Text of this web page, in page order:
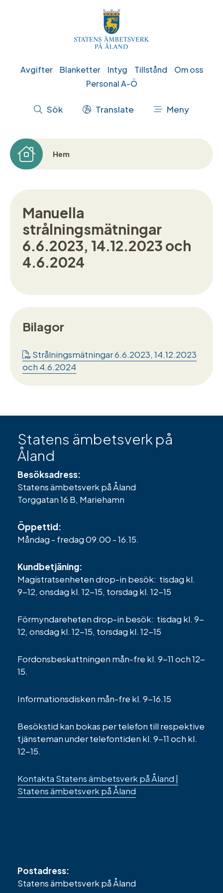
Genvägar
Avgifter Blanketter Intyg Tillstånd
Om oss
Personal A-Ö
Åtgärdsmeny
Sök Translate Meny
Länkstig
Hem
Manuella
strålningsmätningar
6.6.2023, 14.12.2023 och
4.6.2024
Bilagor
Strålningsmätningar 6.6.2023, 14.12.2023
och 4.6.2024
Statens ämbetsverk på
Åland
Besöksadress:
Statens ämbetsverk på Åland
Torggatan 16 B, Mariehamn
Öppettid:
Måndag - fredag 09.00 - 16.15.
Kundbetjäning:
Magistratsenheten drop-in besök: tisdag kl.
9-12, onsdag kl. 12-15, torsdag kl. 12-15
Förmyndareheten drop-in besök: tisdag kl. 9-
12, onsdag kl. 12-15, torsdag kl. 12-15
Fordonsbeskattningen mån-fre kl. 9-11 och 12-
15.
Informationsdisken mån-fre kl. 9-16.15
Besökstid kan bokas per telefon till respektive
tjänsteman under telefontiden kl. 9-11 och kl.
12-15.
Kontakta Statens ämbetsverk på Åland |
Statens ämbetsverk på Åland
Postadress:
Statens ämbetsverk på Åland